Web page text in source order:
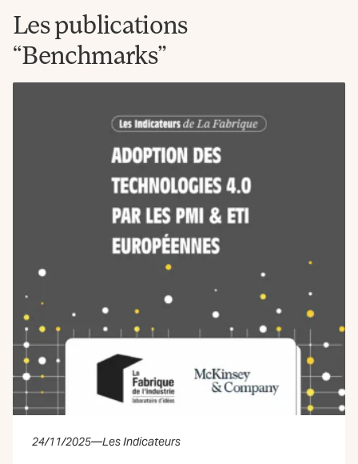
Les publications
“Benchmarks”
24/11/2025—Les Indicateurs